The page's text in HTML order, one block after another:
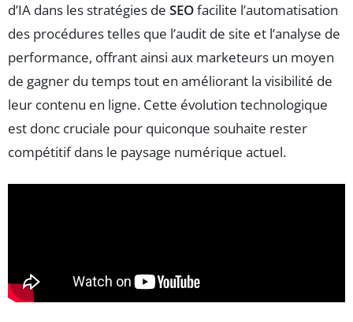
d’IA dans les stratégies de SEOfacilite l’automatisation
des procédures telles que l’audit de site et l’analyse de
performance, offrant ainsi aux marketeurs un moyen
de gagner du temps tout en améliorant la visibilité de
leur contenu en ligne. Cette évolution technologique
est donc cruciale pour quiconque souhaite rester
compétitif dans le paysage numérique actuel.